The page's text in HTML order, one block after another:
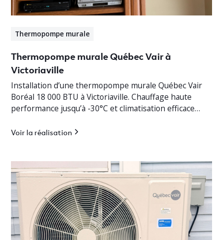
Thermopompe murale
Thermopompe murale Québec Vair à
Victoriaville
Installation d’une thermopompe murale Québec Vair
Boréal 18 000 BTU à Victoriaville. Chauffage haute
performance jusqu’à -30°C et climatisation efficace
Voir la réalisation